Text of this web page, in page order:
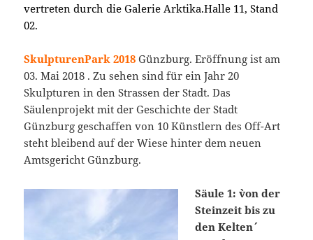
vertreten durch die Galerie Arktika.Halle 11, Stand
02.
SkulpturenPark 2018 Günzburg. Eröffnung ist am
03. Mai 2018 . Zu sehen sind für ein Jahr 20
Skulpturen in den Strassen der Stadt. Das
Säulenprojekt mit der Geschichte der Stadt
Günzburg geschaffen von 10 Künstlern des Off-Art
steht bleibend auf der Wiese hinter dem neuen
Amtsgericht Günzburg.
Säule 1: `von der
Steinzeit bis zu
den Kelten´